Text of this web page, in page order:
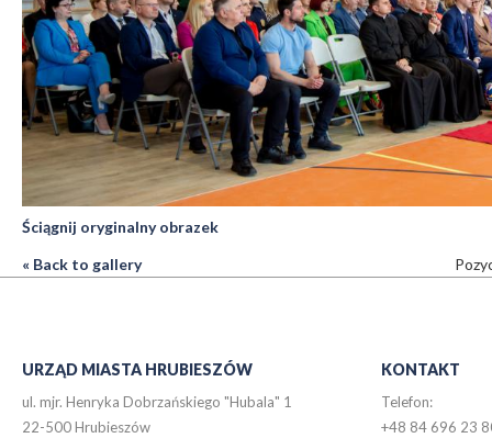
Ściągnij oryginalny obrazek
« Back to gallery
URZĄD MIASTA HRUBIESZÓW
ul. mjr. Henryka Dobrzańskiego "Hubala" 1
22-500 Hrubieszów
KONTAKT
Telefon:
+48 84 696 23